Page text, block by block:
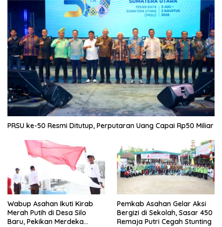
PRSU ke-50 Resmi Ditutup, Perputaran Uang Capai Rp50 Miliar
Wabup Asahan Ikuti Kirab
Merah Putih di Desa Silo
Baru, Pekikan Merdeka
Pemkab Asahan Gelar Aksi
Bergizi di Sekolah, Sasar 450
Remaja Putri Cegah Stunting